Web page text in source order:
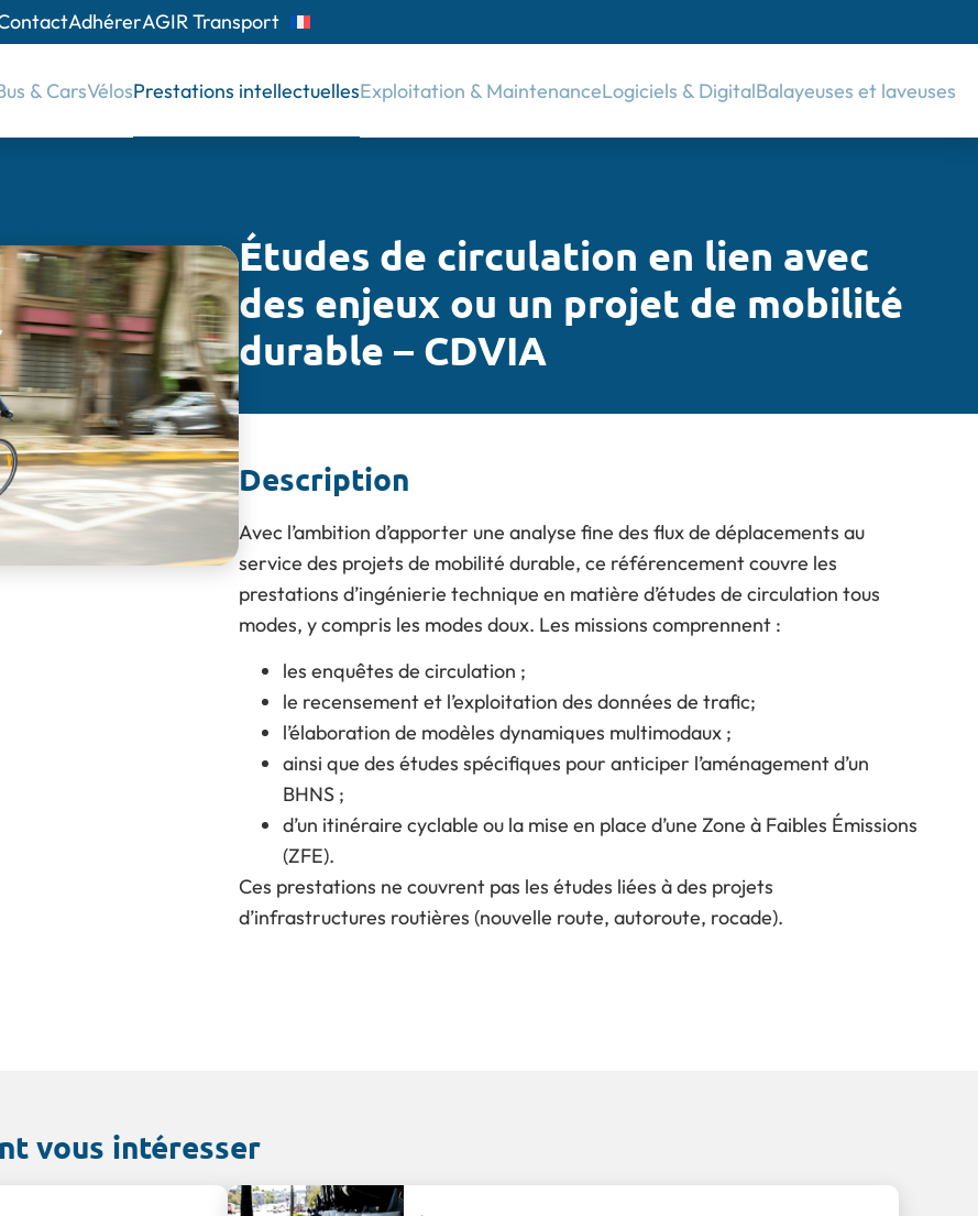
AdhérerAGIR Transport
& CarsVélosPrestations intellectuellesExploitation & MaintenanceLogiciels & DigitalBalayeuses et laveuses
Études de circulation en lien avec
des enjeux ou un projet de mobilité
durable – CDVIA
Description
Avec l’ambition d’apporter une analyse fine des flux de déplacements au
service des projets de mobilité durable, ce référencement couvre les
prestations d’ingénierie technique en matière d’études de circulation tous
modes, y compris les modes doux. Les missions comprennent :
les enquêtes de circulation ;
le recensement et l’exploitation des données de trafic;
l’élaboration de modèles dynamiques multimodaux ;
ainsi que des études spécifiques pour anticiper l’aménagement d’un
BHNS ;
d’un itinéraire cyclable ou la mise en place d’une Zone à Faibles Émissions
(ZFE).
Ces prestations ne couvrent pas les études liées à des projets
d’infrastructures routières (nouvelle route, autoroute, rocade).
vous intéresser